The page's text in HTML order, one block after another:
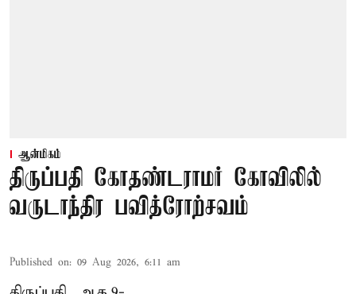
ஆன்மிகம்
திருப்பதி கோதண்டராமர் கோவிலில்
வருடாந்திர பவித்ரோற்சவம்
Published on: 09 Aug 2026, 6:11 am